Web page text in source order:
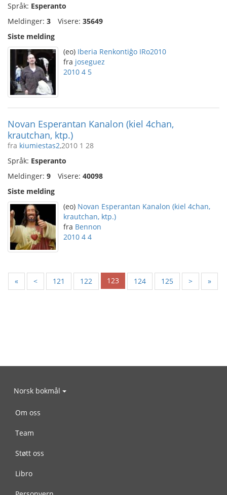
Språk: Esperanto
Meldinger: 3 Visere: 35649
Siste melding
(eo) Iberia Renkontiĝo IRo2010
fra joseguez
2010 4 5
Novan Esperantan Kanalon (kiel 4chan,
krautchan, ktp.)
fra kiumiestas2,2010 1 28
Språk: Esperanto
Meldinger: 9 Visere: 40098
Siste melding
(eo) Novan Esperantan Kanalon (kiel 4chan,
krautchan, ktp.)
fra Bennon
2010 4 4
« < 121 122 123 124 125 > »
Norsk bokmål
Om oss
Team
Støtt oss
Libro